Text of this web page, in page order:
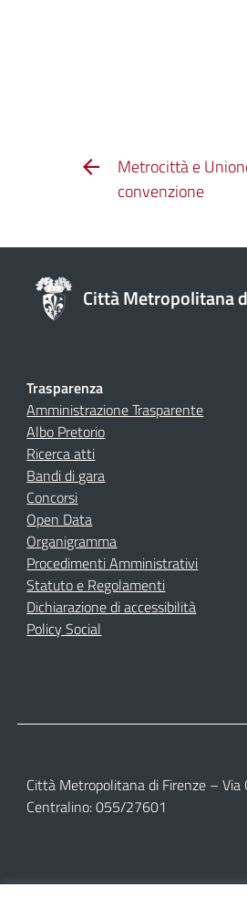
Metrocittà e
convenzione
Città Metropolitana
Trasparenza
Amministrazione Trasparente
Albo Pretorio
Ricerca atti
Bandi di gara
Concorsi
Open Data
Organigramma
Procedimenti Amministrativi
Statuto e Regolamenti
Dichiarazione di accessibilità
Policy Social
Città Metropolitana di Firenze – Via
Centralino: 055/27601